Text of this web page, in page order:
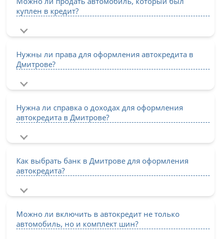
куплен в кредит?
Нужны ли права для оформления автокредита в
Дмитрове?
Нужна ли справка о доходах для оформления
автокредита в Дмитрове?
Как выбрать банк в Дмитрове для оформления
автокредита?
Можно ли включить в автокредит не только
автомобиль, но и комплект шин?